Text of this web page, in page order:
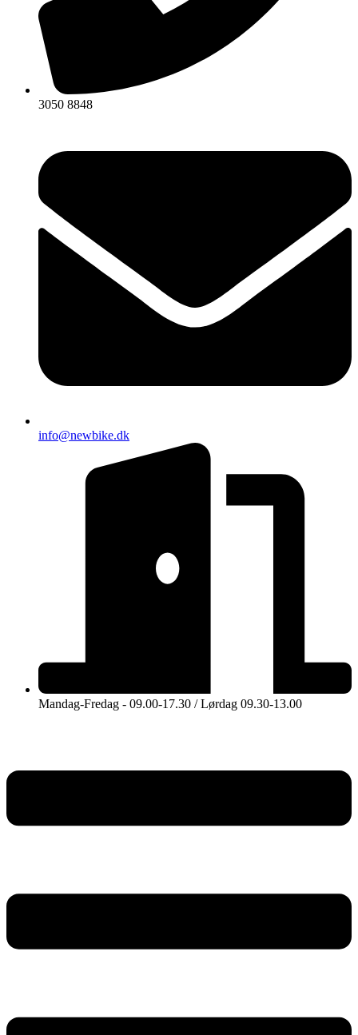
3050 8848
info@newbike.dk
Mandag-Fredag - 09.00-17.30 / Lørdag 09.30-13.00